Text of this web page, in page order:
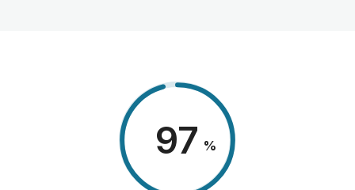
98 %